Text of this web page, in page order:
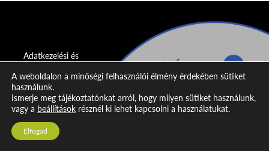
Adatkezelési és
nyilatkozat
Impresszum
Kapcsolat
A weboldalon a minőségi felhasználói élmény érdekében sütiket
használunk.
Ismerje meg tájékoztatónkat arról, hogy milyen sütiket használunk,
vagy a beállítások résznél ki lehet kapcsolni a használatukat.
Elfogad